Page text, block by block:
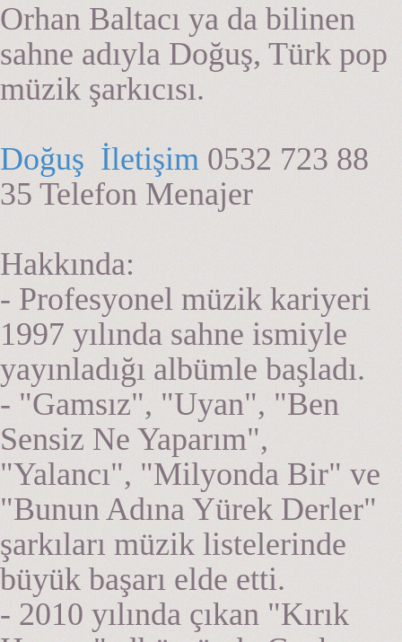
Orhan Baltacı ya da bilinen
sahne adıyla Doğuş, Türk pop
müzik şarkıcısı.
Doğuş İletişim 0532 723 88
35 Telefon Menajer
Hakkında:
- Profesyonel müzik kariyeri
1997 yılında sahne ismiyle
yayınladığı albümle başladı.
- "Gamsız", "Uyan", "Ben
Sensiz Ne Yaparım",
"Yalancı", "Milyonda Bir" ve
"Bunun Adına Yürek Derler"
şarkıları müzik listelerinde
büyük başarı elde etti.
- 2010 yılında çıkan "Kırık